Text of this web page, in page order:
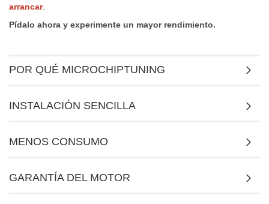
arrancar.
Pídalo ahora y experimente un mayor rendimiento.
POR QUÉ MICROCHIPTUNING
INSTALACIÓN SENCILLA
MENOS CONSUMO
GARANTÍA DEL MOTOR